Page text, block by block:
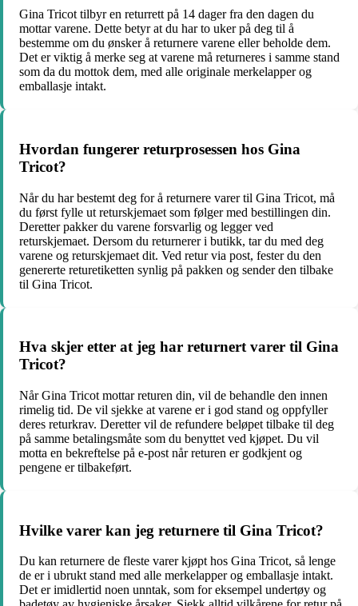
Gina Tricot tilbyr en returrett på 14 dager fra den dagen du
mottar varene. Dette betyr at du har to uker på deg til å
bestemme om du ønsker å returnere varene eller beholde dem.
Det er viktig å merke seg at varene må returneres i samme stand
som da du mottok dem, med alle originale merkelapper og
emballasje intakt.
Hvordan fungerer returprosessen hos Gina
Tricot?
Når du har bestemt deg for å returnere varer til Gina Tricot, må
du først fylle ut returskjemaet som følger med bestillingen din.
Deretter pakker du varene forsvarlig og legger ved
returskjemaet. Dersom du returnerer i butikk, tar du med deg
varene og returskjemaet dit. Ved retur via post, fester du den
genererte returetiketten synlig på pakken og sender den tilbake
til Gina Tricot.
Hva skjer etter at jeg har returnert varer til Gina
Tricot?
Når Gina Tricot mottar returen din, vil de behandle den innen
rimelig tid. De vil sjekke at varene er i god stand og oppfyller
deres returkrav. Deretter vil de refundere beløpet tilbake til deg
på samme betalingsmåte som du benyttet ved kjøpet. Du vil
motta en bekreftelse på e-post når returen er godkjent og
pengene er tilbakeført.
Hvilke varer kan jeg returnere til Gina Tricot?
Du kan returnere de fleste varer kjøpt hos Gina Tricot, så lenge
de er i ubrukt stand med alle merkelapper og emballasje intakt.
Det er imidlertid noen unntak, som for eksempel undertøy og